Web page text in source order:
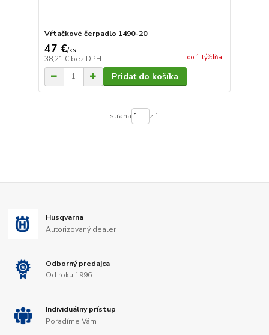
Vŕtačkové čerpadlo 1490-20
47 €/ks
38,21 € bez DPH do 1 týždňa
Pridať do košíka
strana z 1
Husqvarna
Autorizovaný dealer
Odborný predajca
Od roku 1996
Individuálny prístup
Poradíme Vám